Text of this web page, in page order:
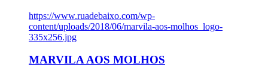
https://www.ruadebaixo.com/wp-
content/uploads/2018/06/marvila-aos-molhos_logo-
335x256.jpg
MARVILA AOS MOLHOS